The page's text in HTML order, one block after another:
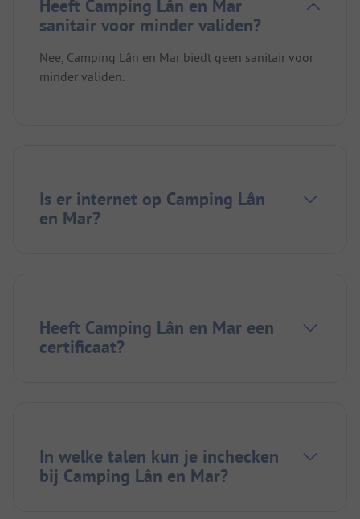
Heeft Camping Lân en Mar
sanitair voor minder validen?
Nee, Camping Lân en Mar biedt geen sanitair voor
minder validen.
Is er internet op Camping Lân
en Mar?
Heeft Camping Lân en Mar een
certificaat?
In welke talen kun je inchecken
bij Camping Lân en Mar?